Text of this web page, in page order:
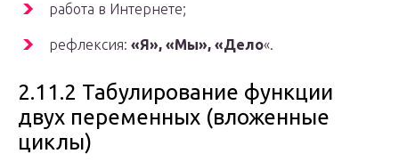
работа в Интернете;
рефлексия: «Я», «Мы», «Дело«.
2.11.2 Табулирование функции
двух переменных (вложенные
циклы)